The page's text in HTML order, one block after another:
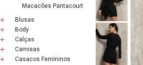
Macacões Pantacourt
Blusas
Body
Calças
Camisas
Casacos Femininos